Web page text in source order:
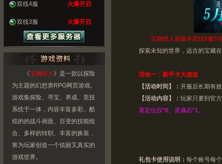
宝物猎人新版本双线6服5
探索未知的世界，远古的宝藏
活动一：新手卡大放送
【活动时间】： 开服后长期有效
【活动内容】： 玩家只要到官
英定位仪*8、灵魂石*1。
礼包卡使用说明： 每个账号每
火爆开启
双线4服
火爆开启
双线3服
《宝物猎人 》是一款以探险
为主题的幻想类RPG网页游戏。
游戏集探险、寻宝、养成、竞技
系统于一体，内容丰富多彩。酷
炫的的战斗画面、百变的技能组
合、多样的转职、丰富的换装，
将为玩家创造一个炫丽又真实的
游戏世界。